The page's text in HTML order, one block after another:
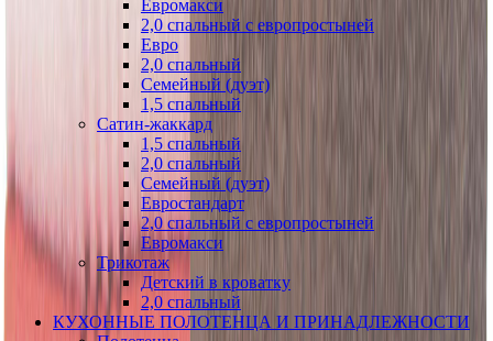
Евромакси
2,0 спальный с европростыней
Евро
2,0 спальный
Семейный (дуэт)
1,5 спальный
Сатин-жаккард
1,5 спальный
2,0 спальный
Семейный (дуэт)
Евростандарт
2,0 спальный с европростыней
Евромакси
Трикотаж
Детский в кроватку
2,0 спальный
КУХОННЫЕ ПОЛОТЕНЦА И ПРИНАДЛЕЖНОСТИ